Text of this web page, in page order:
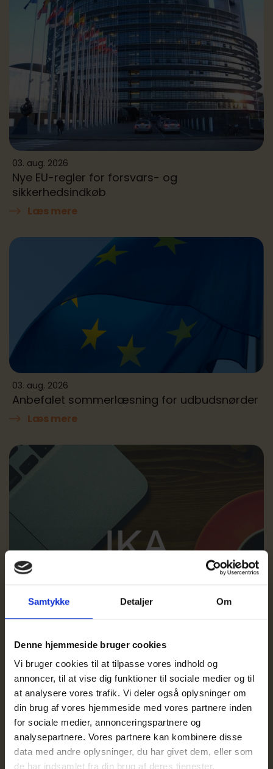
Samtykke Detaljer Om
Denne hjemmeside bruger cookies
Vi bruger cookies til at tilpasse vores indhold og
annoncer, til at vise dig funktioner til sociale medier og til
at analysere vores trafik. Vi deler også oplysninger om
din brug af vores hjemmeside med vores partnere inden
for sociale medier, annonceringspartnere og
analysepartnere. Vores partnere kan kombinere disse
data med andre oplysninger, du har givet dem, eller som
de har indsamlet fra din brug af deres tjenester.
03. aug. 2026
Nye EU-regler for forsvars- og
sikkerhedsindkøb
Læs mere
03. aug. 2026
Anbefalet sommerlæsning for udbudsnørder
Læs mere
29. jun. 2026
Ny "Månedens Udbudsnyt" med HortenDahl
kan nu høres som Podcast
Læs mere